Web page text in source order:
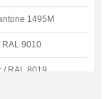
1495M
RAL 9010
/ RAL 8019